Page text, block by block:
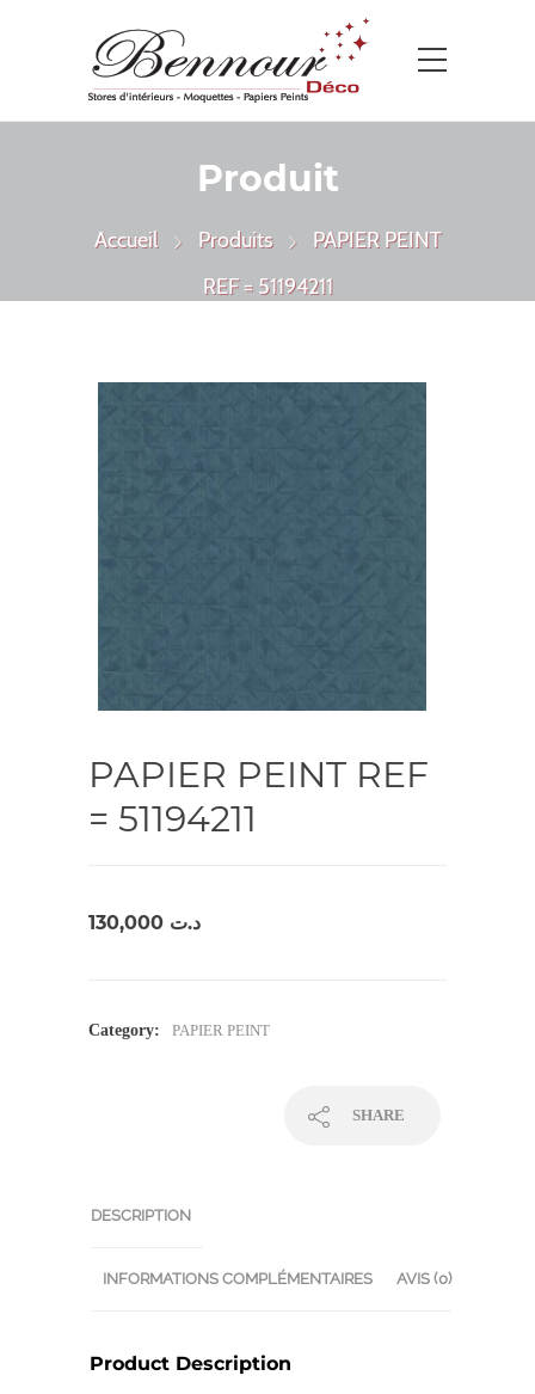
Produit
Accueil Produits
PAPIER PEINT
REF = 51194211
PAPIER PEINT REF
= 51194211
د.ت
Category: PAPIER PEINT
SHARE
DESCRIPTION
INFORMATIONS COMPLÉMENTAIRES AVIS (0)
Product Description